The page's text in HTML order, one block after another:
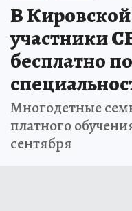
В
участники
бесплатно
Многодетные
платного
сентября